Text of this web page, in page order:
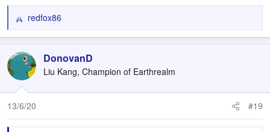
R
e
c
t
i
o
n
:
redfox86
DonovanD
Liu Kang, Champion of Earthrealm
13/6/20 #19